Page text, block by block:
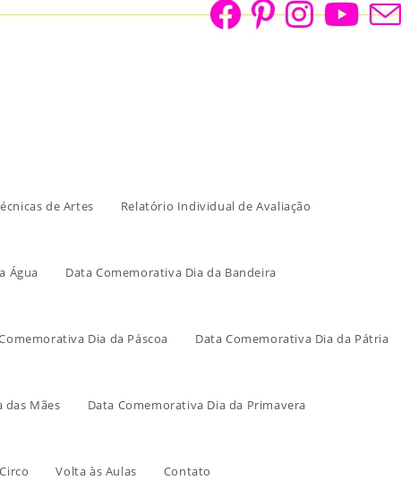
de Artes Relatório Individual de Avaliação
Água Data Comemorativa Dia da Bandeira
Dia da Páscoa Data Comemorativa Dia da Pátria
das Mães Data Comemorativa Dia da Primavera
Volta às Aulas Contato